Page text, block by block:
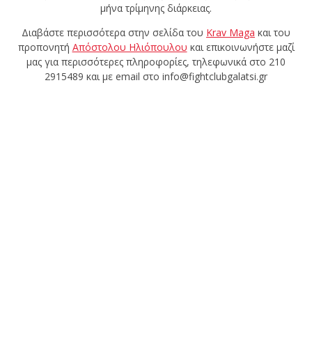
πραγματοποιήθηκε το
κλειστό σεμινάριο
Brazilian Jiu-Jitsu με τον
Grand Master Reyson
μήνα τρίμηνης διάρκειας.
Διαβάστε περισσότερα στην σελίδα του Krav Maga και του
προπονητή Απόστολου Ηλιόπουλου και επικοινωνήστε μαζί
μας για περισσότερες πληροφορίες, τηλεφωνικά στο 210
2915489 και με email στο info@fightclubgalatsi.gr